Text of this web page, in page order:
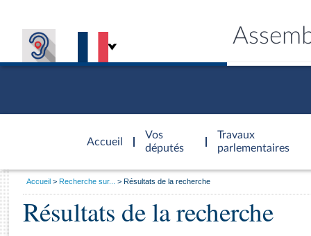
Accueil
d'accueil
Vos
députés
Travaux
parlementaires
Général
Vous
Accueil Recherche sur... Résultats de la recherche
Résultats de la recherche